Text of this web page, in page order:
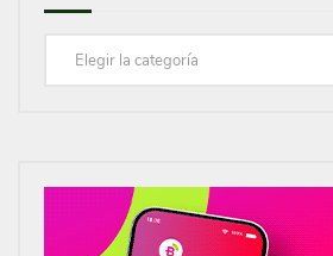
Categorías